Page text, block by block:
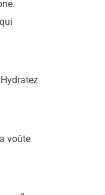
voûte